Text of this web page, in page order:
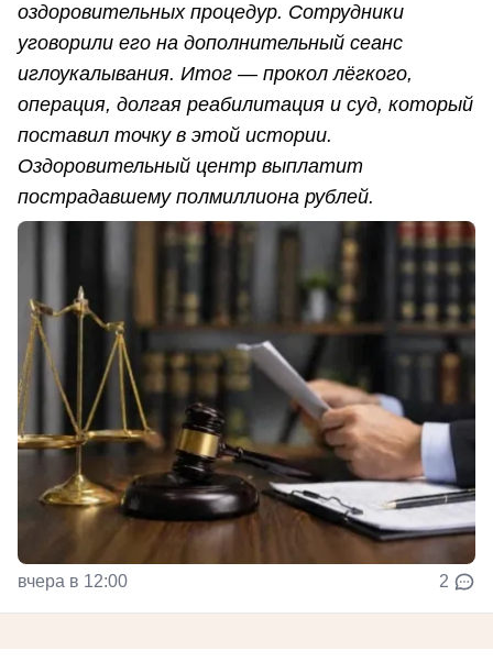
оздоровительных процедур. Сотрудники
уговорили его на дополнительный сеанс
иглоукалывания. Итог — прокол лёгкого,
операция, долгая реабилитация и суд, который
поставил точку в этой истории.
Оздоровительный центр выплатит
пострадавшему полмиллиона рублей.
вчера в 12:00 2